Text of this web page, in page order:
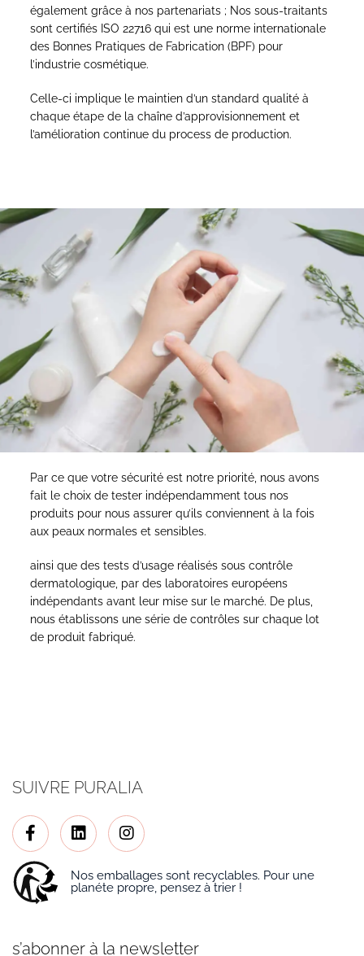
également grâce à nos partenariats ; Nos sous-traitants
sont certifiés ISO 22716 qui est une norme internationale
des Bonnes Pratiques de Fabrication (BPF) pour
l’industrie cosmétique.
Celle-ci implique le maintien d’un standard qualité à
chaque étape de la chaîne d’approvisionnement et
l’amélioration continue du process de production.
Par ce que votre sécurité est notre priorité, nous avons
fait le choix de tester indépendamment tous nos
produits pour nous assurer qu’ils conviennent à la fois
aux peaux normales et sensibles.
ainsi que des tests d’usage réalisés sous contrôle
dermatologique, par des laboratoires européens
indépendants avant leur mise sur le marché. De plus,
nous établissons une série de contrôles sur chaque lot
de produit fabriqué.
SUIVRE PURALIA
Nos emballages sont recyclables. Pour une
planéte propre, pensez à trier !
s’abonner à la newsletter